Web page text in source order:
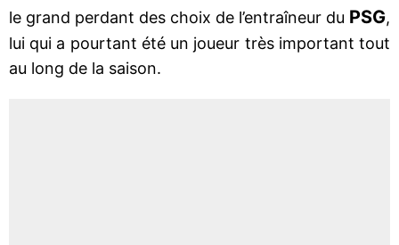
le grand perdant des choix de l’entraîneur du PSG,
lui qui a pourtant été un joueur très important tout
au long de la saison.